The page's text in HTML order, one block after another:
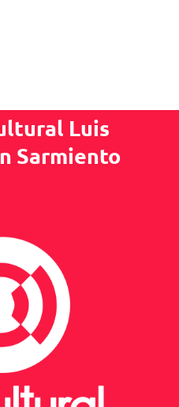
Luis
Sarmiento